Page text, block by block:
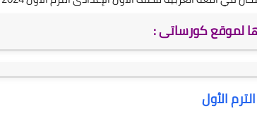
لموقع كورساتى :
الأول